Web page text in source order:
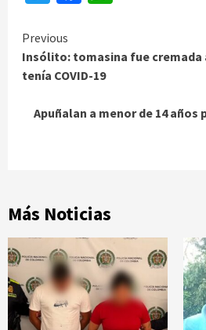
Continue
Reading
Previous
Insólito: tomasina fue cremada
tenía COVID-19
Apuñalan a menor de 14 años
Más Noticias